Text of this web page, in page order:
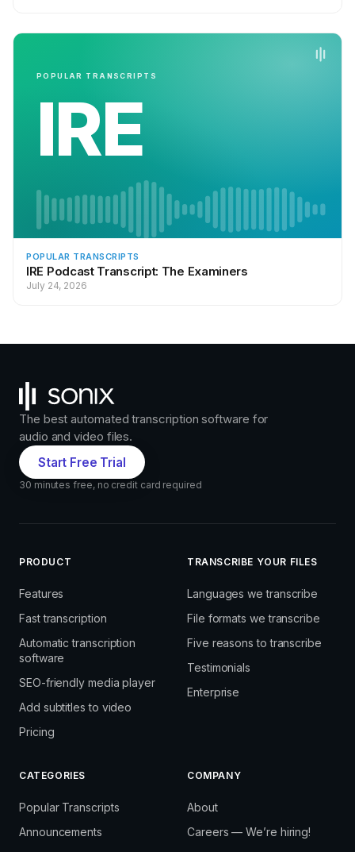
POPULAR TRANSCRIPTS
IRE
POPULAR TRANSCRIPTS
IRE Podcast Transcript: The Examiners
July 24, 2026
The best automated transcription software for
audio and video files.
Start Free Trial
30 minutes free, no credit card required
PRODUCT
Features
Fast transcription
Automatic transcription
software
SEO-friendly media player
Add subtitles to video
Pricing
TRANSCRIBE YOUR FILES
Languages we transcribe
File formats we transcribe
Five reasons to transcribe
Testimonials
Enterprise
CATEGORIES
Popular Transcripts
Announcements
COMPANY
About
Careers — We’re hiring!